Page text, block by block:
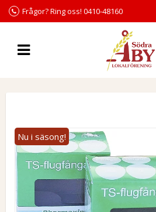
Frågor? Ring oss! 0410-48160